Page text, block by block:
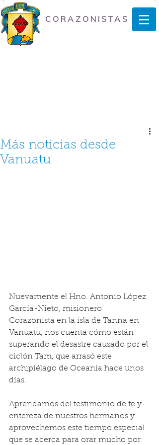
CORAZONISTAS
Más noticias desde
Vanuatu
Nuevamente el Hno. Antonio López
García-Nieto, misionero
Corazonista en la isla de Tanna en
Vanuatu, nos cuenta cómo están
superando el desastre causado por el
ciclón Tam, que arrasó este
archipiélago de Oceanía hace unos
días.
Aprendamos del testimonio de fe y
entereza de nuestros hermanos y
aprovechemos este tiempo especial
que se acerca para orar mucho por